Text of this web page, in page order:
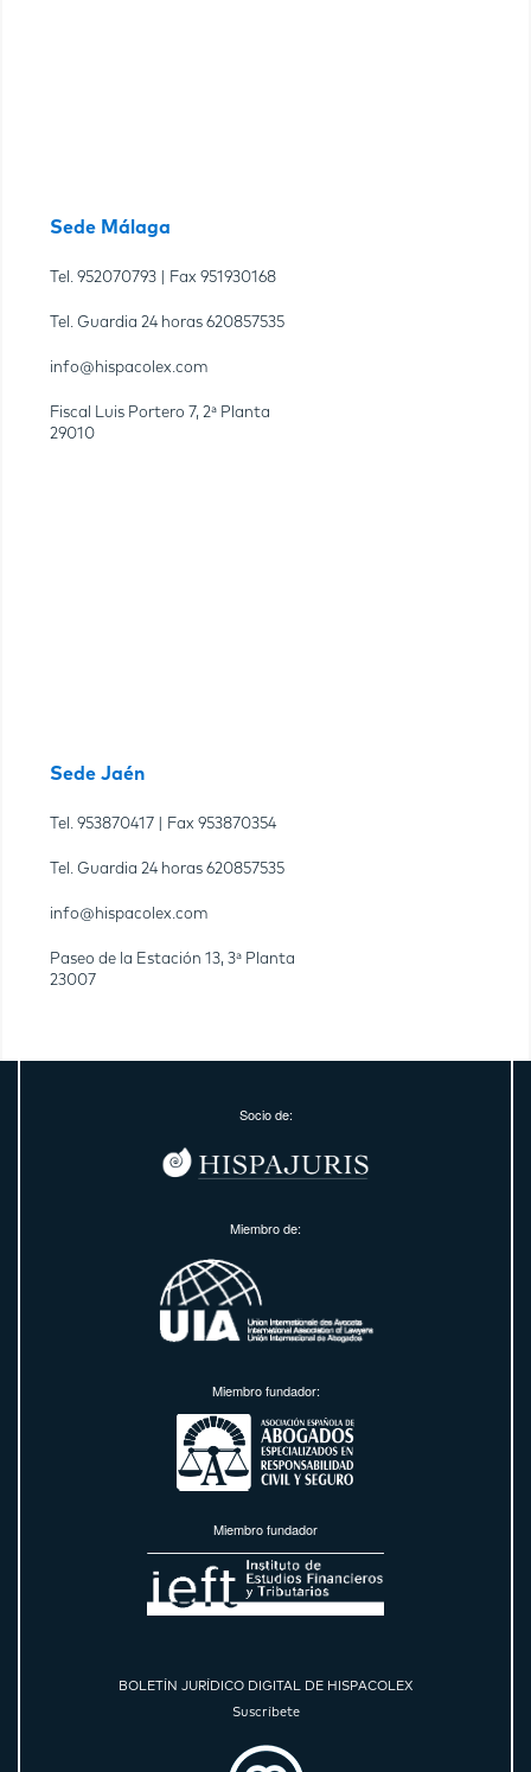
Sede Málaga
Tel. 952070793 | Fax 951930168
Tel. Guardia 24 horas 620857535
info@hispacolex.com
Fiscal Luis Portero 7, 2ª Planta
29010
Sede Jaén
Tel. 953870417 | Fax 953870354
Tel. Guardia 24 horas 620857535
info@hispacolex.com
Paseo de la Estación 13, 3ª Planta
23007
Socio de:
Miembro de:
Miembro fundador:
Miembro fundador
BOLETÍN JURÍDICO DIGITAL DE HISPACOLEX
Suscríbete